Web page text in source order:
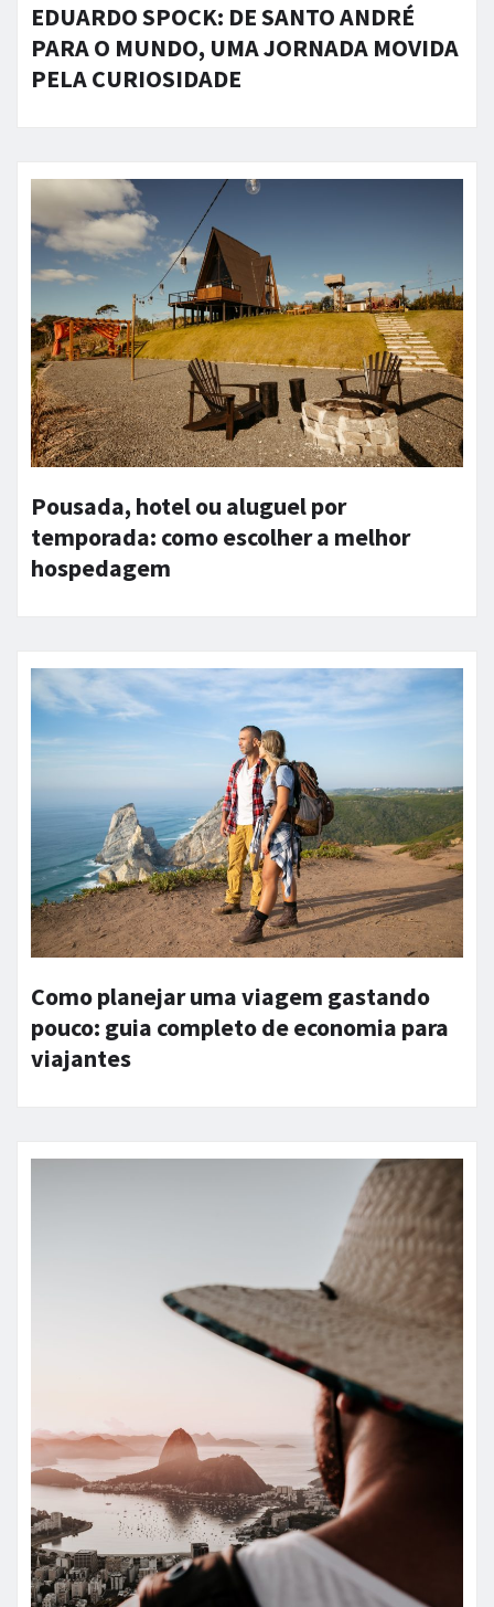
EDUARDO SPOCK: DE SANTO ANDRÉ
PARA O MUNDO, UMA JORNADA MOVIDA
PELA CURIOSIDADE
Pousada, hotel ou aluguel por
temporada: como escolher a melhor
hospedagem
Como planejar uma viagem gastando
pouco: guia completo de economia para
viajantes